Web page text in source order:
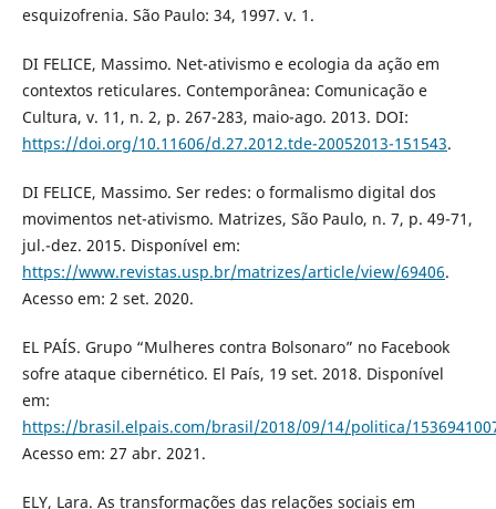
esquizofrenia. São Paulo: 34, 1997. v. 1.
DI FELICE, Massimo. Net-ativismo e ecologia da ação em
contextos reticulares. Contemporânea: Comunicação e
Cultura, v. 11, n. 2, p. 267-283, maio-ago. 2013. DOI:
https://doi.org/10.11606/d.27.2012.tde-20052013-151543.
DI FELICE, Massimo. Ser redes: o formalismo digital dos
movimentos net-ativismo. Matrizes, São Paulo, n. 7, p. 49-71,
jul.-dez. 2015. Disponível em:
https://www.revistas.usp.br/matrizes/article/view/69406.
Acesso em: 2 set. 2020.
EL PAÍS. Grupo “Mulheres contra Bolsonaro” no Facebook
sofre ataque cibernético. El País, 19 set. 2018. Disponível
em:
https://brasil.elpais.com/brasil/2018/09/14/politica/
Acesso em: 27 abr. 2021.
ELY, Lara. As transformações das relações sociais em